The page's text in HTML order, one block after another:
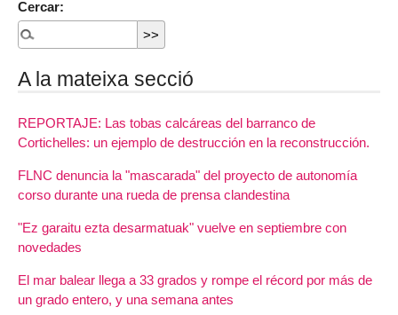
Cercar:
A la mateixa secció
REPORTAJE: Las tobas calcáreas del barranco de
Cortichelles: un ejemplo de destrucción en la reconstrucción.
FLNC denuncia la "mascarada" del proyecto de autonomía
corso durante una rueda de prensa clandestina
"Ez garaitu ezta desarmatuak" vuelve en septiembre con
novedades
El mar balear llega a 33 grados y rompe el récord por más de
un grado entero, y una semana antes